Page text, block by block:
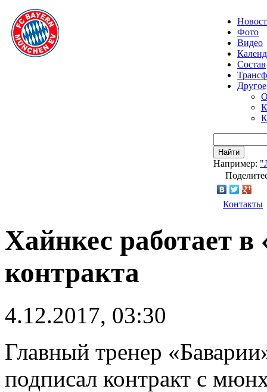
Фото
Видео
Состав
Другое
Найти
Например:
Контакты
Хайнкес работает в
контракта
4.12.2017, 03:30
Главный тренер
подписал контракт с